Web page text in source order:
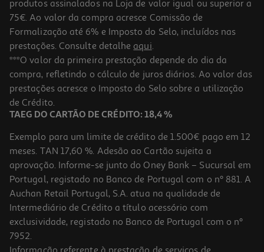
Afia 3 Entradas Auchan Cores Sortidas
1.89 €/un
1,89 €
produtos assinalados na Loja de valor igual ou superior a
75€. Ao valor da compra acresce Comissão de
Formalização até 6% e Imposto do Selo, incluídos nas
prestações. Consulte detalhe aqui.
***O valor da primeira prestação depende do dia da
compra, refletindo o cálculo de juros diários. Ao valor das
prestações acresce o Imposto do Selo sobre a utilização
de Crédito.
TAEG DO CARTÃO DE CRÉDITO: 18,4 %
Exemplo para um limite de crédito de 1.500€ pago em 12
meses. TAN 17,60 %. Adesão ao Cartão sujeita a
aprovação. Informe-se junto do Oney Bank – Sucursal em
Portugal, registado no Banco de Portugal com o nº 881. A
Auchan Retail Portugal, S.A. atua na qualidade de
Intermediário de Crédito a título acessório com
exclusividade, registado no Banco de Portugal com o nº
7952.